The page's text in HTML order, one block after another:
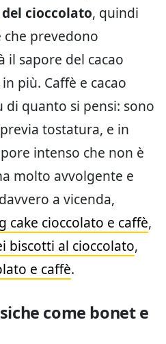
cioccolato, quindi
prevedono
il sapore del cacao
più. Caffè e cacao
quanto si pensi: sono
tostatura, e in
intenso che non è
molto avvolgente e
a vicenda,
cake cioccolato e caffè,
biscotti al cioccolato,
e caffè.
come bonet e